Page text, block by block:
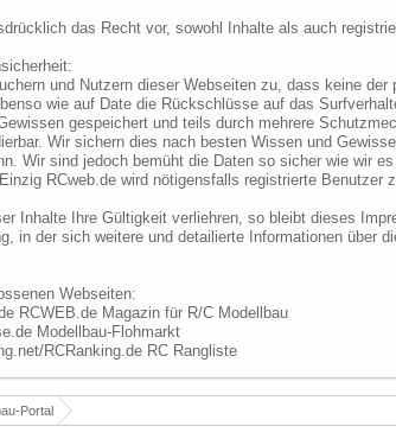
das Recht vor, sowohl Inhalte als auch
und Nutzern dieser Webseiten zu, dass keine
wie auf Date die Rückschlüsse auf das
gespeichert und teils durch mehrere
Wir sichern dies nach besten Wissen und
Wir sind jedoch bemüht die Daten so sicher wie wir
RCweb.de wird nötigensfalls registrierte
Inhalte Ihre Gültigkeit verliehren, so bleibt dieses
in der sich weitere und detailierte Informationen über
Webseiten:
RCWEB.de Magazin für R/C Modellbau
Modellbau-Flohmarkt
RCRanking.de RC Rangliste
Portal